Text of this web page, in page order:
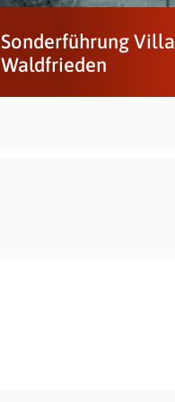
Sonderführung Villa
Waldfrieden